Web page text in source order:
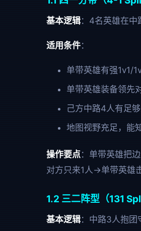
基本逻辑：4名英雄在中
适用条件：
单带英雄有强1v1/
单带英雄装备领先
己方中路4人有足
地图视野充足，能
操作要点：单带英雄把
对方只来1人→单带英雄
1.2 三二阵型（131
基本逻辑：中路3人抱团